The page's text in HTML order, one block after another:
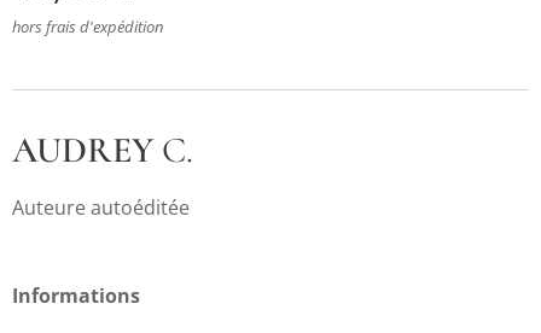
hors frais d'expédition
AUDREYC.
Auteure autoéditée
Informations